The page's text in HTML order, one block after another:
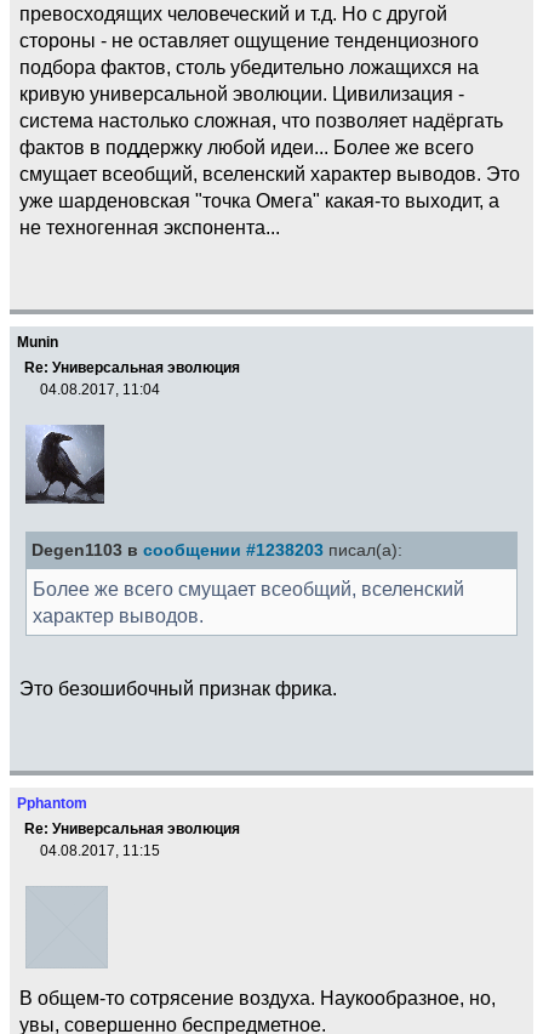
превосходящих человеческий и т.д. Но с другой
стороны - не оставляет ощущение тенденциозного
подбора фактов, столь убедительно ложащихся на
кривую универсальной эволюции. Цивилизация -
система настолько сложная, что позволяет надёргать
фактов в поддержку любой идеи... Более же всего
смущает всеобщий, вселенский характер выводов. Это
уже шарденовская "точка Омега" какая-то выходит, а
не техногенная экспонента...
Munin
Re: Универсальная эволюция
04.08.2017, 11:04
Degen1103 в сообщении #1238203 писал(а):
Более же всего смущает всеобщий, вселенский
характер выводов.
Это безошибочный признак фрика.
Pphantom
Re: Универсальная эволюция
04.08.2017, 11:15
В общем-то сотрясение воздуха. Наукообразное, но,
увы, совершенно беспредметное.